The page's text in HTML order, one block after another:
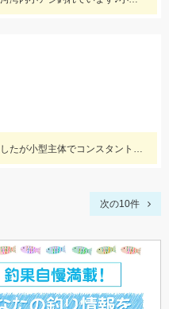
満潮前からの釣行で赤潮ありましたが小型主体でコンスタントにあたりがありました
次の10件